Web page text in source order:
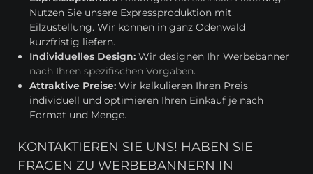
Nutzen Sie unsere Expressproduktion mit
Eilzustellung. Wir können in ganz Odenwald
kurzfristig liefern.
Individuelles Design:Wir designen Ihr Werbebanner
nach Ihren spezifischen Vorgaben.
Attraktive Preise:Wir kalkulieren Ihren Preis
individuell und optimieren Ihren Einkauf je nach
Format und Menge.
KONTAKTIEREN SIE UNS! HABEN SIE
FRAGEN ZU WERBEBANNERN IN